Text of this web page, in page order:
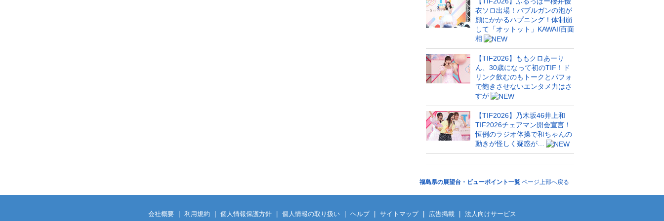
衣ソロ出場！バブルガンの泡が
顔にかかるハプニング！体制崩
して「オットット」KAWAII百面
相
【TIF2026】ももクロあーり
ん、30歳になって初のTIF！ド
リンク飲むのもトークとパフォ
で飽きさせないエンタメ力はさ
すが
【TIF2026】乃木坂46井上和
TIF2026チェアマン開会宣言！
恒例のラジオ体操で和ちゃんの
動きが怪しく疑惑が…
福島県の展望台・ビューポイント一覧 ページ上部へ戻る
会社概要 利用規約 個人情報保護方針 個人情報の取り扱い ヘルプ サイトマップ 広告掲載 法人向けサービス